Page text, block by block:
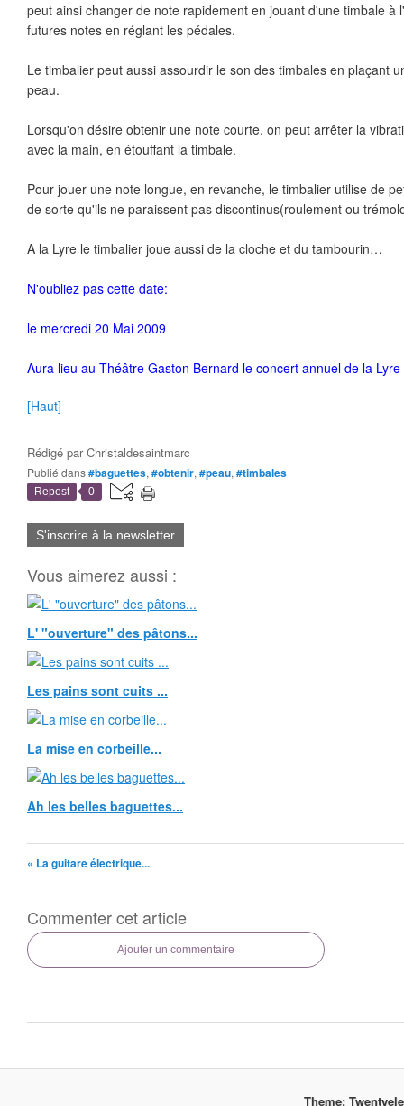
peut ainsi changer de note rapidement en jouant d'une timbale à
futures notes en réglant les pédales.
Le timbalier peut aussi assourdir le son des timbales en plaçant
peau.
Lorsqu'on désire obtenir une note courte, on peut arrêter la
avec la main, en étouffant la timbale.
Pour jouer une note longue, en revanche, le timbalier utilise de
de sorte qu'ils ne paraissent pas discontinus(roulement ou
A la Lyre le timbalier joue aussi de la cloche et du tambourin…
N'oubliez pas cette date:
le mercredi 20 Mai 2009
Aura lieu au Théâtre Gaston Bernard le concert annuel de la
[Haut]
Rédigé parChristaldesaintmarc
Publié dans#baguettes, #obtenir, #peau, #timbales
Repost 0
S'inscrire à la newsletter
Vous aimerez aussi :
L' "ouverture" des pâtons...
Les pains sont cuits ...
La mise en corbeille...
Ah les belles baguettes...
« La guitare électrique...
Commenter cet article
Ajouter un commentaire
Theme: